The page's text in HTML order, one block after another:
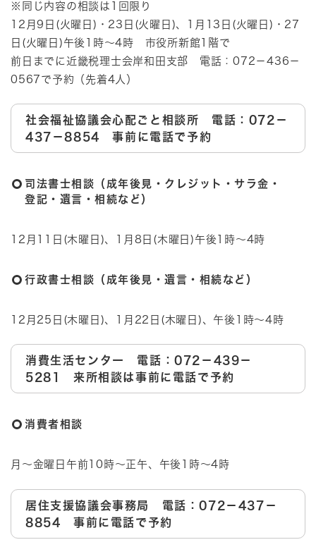
※同じ内容の相談は1回限り
12月9日(火曜日)・23日(火曜日)、1月13日(火曜日)・27
日(火曜日)午後1時～4時 市役所新館1階で
前日までに近畿税理士会岸和田支部 電話：072－436－
0567で予約（先着4人）
社会福祉協議会心配ごと相談所 電話：072－
437－8854 事前に電話で予約
司法書士相談（成年後見・クレジット・サラ金・
登記・遺言・相続など）
12月11日(木曜日)、1月8日(木曜日)午後1時～4時
行政書士相談（成年後見・遺言・相続など）
12月25日(木曜日)、1月22日(木曜日)、午後1時～4時
消費生活センター 電話：072－439－
5281 来所相談は事前に電話で予約
消費者相談
月～金曜日午前10時～正午、午後1時～4時
居住支援協議会事務局 電話：072－437－
8854 事前に電話で予約